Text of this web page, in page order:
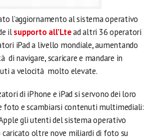
l’aggiornamento al sistema operativo
ilsupporto all’Ltead altri 36 operatori
iPad a livello mondiale, aumentando
di navigare, scaricare e mandare in
a velocità molto elevate.
di iPhone e iPad si servono dei loro
foto e scambiarsi contenuti multimediali:
gli utenti del sistema operativo
caricato oltre nove miliardi di foto su